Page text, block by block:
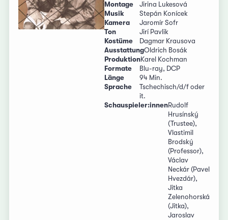
Montage
Jirina Lukesová
Musik
Stepán Konícek
Kamera
Jaromír Sofr
Ton
Jirí Pavlik
Kostüme
Dagmar Krausova
AusstattungOldrich Bosák
ProduktionKarel Kochman
Formate
Blu-ray, DCP
Länge
94 Min.
Sprache
Tschechisch/d/f oder
it.
Schauspieler:innenRudolf
Hrusínský
(Trustee),
Vlastimil
Brodský
(Professor),
Václav
Neckár (Pavel
Hvezdár),
Jitka
Zelenohorská
(Jitka),
Jaroslav